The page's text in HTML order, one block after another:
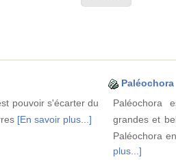
pouvoir s'écarter du
[En savoir plus...]
Paléochora
Paléochora
grandes et
Paléochora
plus...]